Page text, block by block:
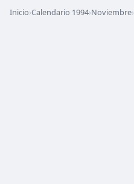
Inicio›Calendario 1994›Noviembre›